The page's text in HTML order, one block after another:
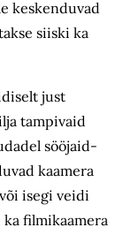
keskenduvad
siiski ka
just
tampivaid
sööjaid-
kaamera
isegi veidi
filmikaamera